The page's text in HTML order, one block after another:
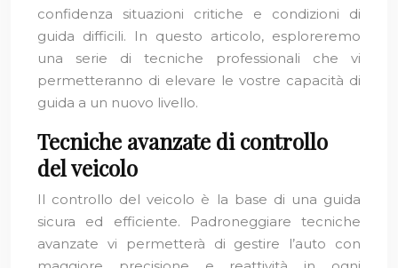
confidenza situazioni critiche e condizioni di
guida difficili. In questo articolo, esploreremo
una serie di tecniche professionali che vi
permetteranno di elevare le vostre capacità di
guida a un nuovo livello.
Tecniche avanzate di controllo
del veicolo
Il controllo del veicolo è la base di una guida
sicura ed efficiente. Padroneggiare tecniche
avanzate vi permetterà di gestire l’auto con